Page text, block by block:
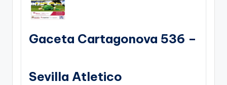
Gaceta Cartagonova 536 –
Sevilla Atletico